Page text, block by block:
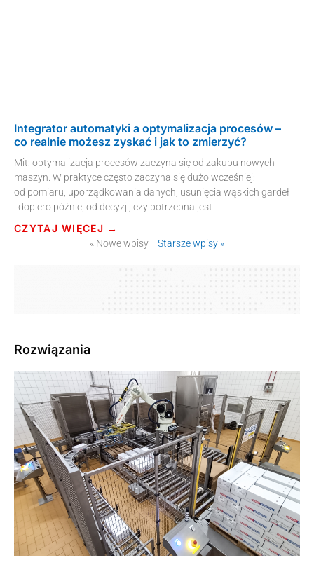
Integrator automatyki a optymalizacja procesów –
co realnie możesz zyskać i jak to zmierzyć?
Mit: optymalizacja procesów zaczyna się od zakupu nowych
maszyn. W praktyce często zaczyna się dużo wcześniej:
od pomiaru, uporządkowania danych, usunięcia wąskich gardeł
i dopiero później od decyzji, czy potrzebna jest
CZYTAJ WIĘCEJ →
« Nowe wpisy Starsze wpisy »
Rozwiązania